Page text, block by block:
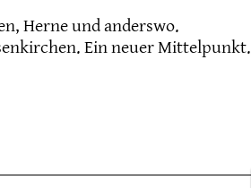
Herne und anderswo.
Ein neuer Mittelpunkt.